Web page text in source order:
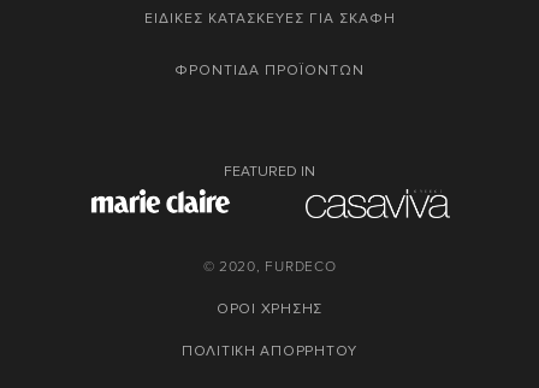
ΕΙΔΙΚΕΣ ΚΑΤΑΣΚΕΥΕΣ ΓΙΑ ΣΚΑΦΗ
ΦΡΟΝΤΙΔΑ ΠΡΟΪΟΝΤΩΝ
FEATURED IN
© 2020, FURDECO
ΟΡΟΙ ΧΡΗΣΗΣ
ΠΟΛΙΤΙΚΗ ΑΠΟΡΡΗΤΟΥ